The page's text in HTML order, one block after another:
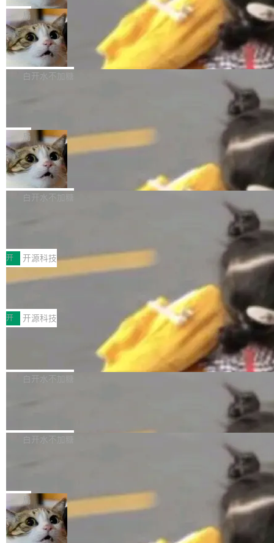
提升： 原生支持4K图像生成； 更精细的局部纹
理、细节与真实世界质感； 更准确的中英文文字
生成与复杂版式组织； 更稳定的图...
是 Ubuntu 专有的，不会用在其他发行版上。」
所以 deb 版本的受众实际上为零。既然只有 Ub
untu 用户在用，那用 snap 打包就没什么可纠结
的。 从 deb 到 snap 的迁移路径 hwctl 是 rust-
hwlib 硬件 API 库的一部分，命令行工具负责查
隔了几天。 Lilian Weng 上周刚宣布因健康原因
离开 Thinking Machines Lab，说自己作为联合
创始人的角色「太累了」。几天后，The Inform
ation 就曝出她将重回 OpenAI，负责递归自我
改进方向的研究。她是 Thinking Machines 过
一在人才争夺战中失血的公司。六月，Google
连失两员大将：Noam Shazeer 去了 Op...
局
FFmpeg 9.0 发布
FFmpeg 9.0 现已发布，包含多项改进。官方更
新日志列出的 9.0 版本主要更新内容如下： 扩
er HE-AAC 960 解码 (DAB+) transpose_cuda
filter 添加 AMF Frame Rate Converter (vf_frc
_amf) filter SMPTE 2094-50 元数据支持和直
通 ProRes RAW VideoToolbox 硬件加速器 AP
V ...
白开水不加糖
Code 在 X 上发帖：「DeepSeek Flash did 8T
tokens on August 1st. 5T of free usage + 3T
on OpenCode Go.」79.8 万次浏览，连带着 #
DeepSeek一天消耗了8万亿# 上了微博热搜——
注意这是 OpenCode 一家的消耗。 OpenCode
不完。」5T 来自免费额度，3T 来自 Go...
局
NetBSD 11.0 正式发布
NetBSD 11.0 现已正式发布，这是 NetBSD 操
作系统的第十八个主要版本。 自 NetBSD 10.1
ve JH71XX 的设备，例如 VisionFive 2、PINE
64 STAR64，以及 QEMU。 增强了对 POSIX.1
-2024 和 C23 编程接口标准的兼容性。 compat
_linux(8) 增强了对 Linux 系统调用的支持，包
括 epoll（围绕 kqueue 实现）、POSIX 消息队
列、...
白开水不加糖
案
享会在上海举办。鸿蒙生态的全场景智慧营销平
台鲸鸿动能协同华为游戏中心，面向游戏行业开
发者及生态伙伴，系统呈现了平台在游戏领域的
完整能力版图——从IAP高价值用户的全周期经
营、到IAA游戏的“买变一体”正循环、再到联运与
广告协同的全链路经营闭环，以及面向全球市场
的出海增长布局。 华为终端云业务商业化销售负
责人在开场致辞中表示，游戏开发者的核心诉求
已不再是“多一个投放渠道”，而是一套能够持续
高质量游戏...
开 开源科技
技嘉X3D系列再添新成员 B850 AORU
面向AMD Ryzen X3D处理器玩家，技嘉X3D系
列主板阵容迎来新成员——B850 AORUS ELITE
X3D。作为面向主流高性能平台打造的全新主板
产品，B850 AORUS ELITE X3D延续技嘉在X3
D平台优化上的技术积累，旨在为游戏玩家带来
更稳定、更高效的装机选择。 B850 AORUS ELI
式2.0，可根据不同使用场景释放处理器潜力，
开 开源科技
Zadig v5.0 发布：AI 发布专员与 AI 审
我们团队这几天最大的卡点不是 AI 写得不够
好，是 AI 写得太好了。 好到审查排期从两天的
过 1528 名开发者，85% 说 AI 把瓶颈从写代码
白开水不加糖
数据库，有一个图形后端。作为一个原生的 Gra
布，具体更新内容包括： feat(zero)：Zero 现
支持 --security superflag（token=...;whitelist
=...），与 Alpha 版本的格式一致，并据此对其
管理 HTTP 端点进行授权。 <blockquote> <p>
白开水不加糖
块钱的玩意儿——一根小竹签，一个竹筒，一头
系着涂了松香的线。甩起来，竹膜震动，发出“哇
——哇”的蝉鸣声。实物越来越难找了，有开发者
局
30倍效率升级：解锁医学影像数据要素